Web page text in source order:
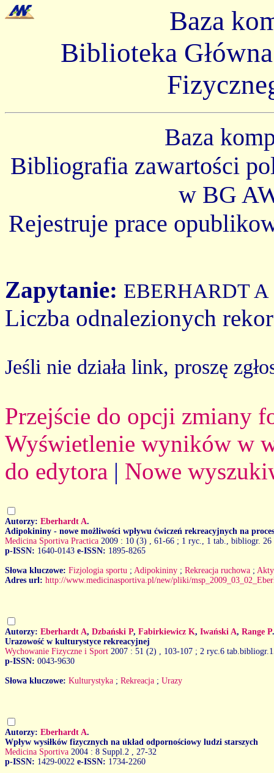
Baza
Biblioteka
Baza
Bibliografia zawartości
w BG
Rejestruje prace
Zapytanie: EBERHARDT A
Liczba odnalezionych
Jeśli nie działa link, proszę
Przejście do opcji zmiany
Wyświetlenie wyników w
do edytora | Nowe
Autorzy: Eberhardt A.
Adipokininy - nowe możliwości wpływu ćwiczeń rekreacyjnych na
Medicina Sportiva Practica 2009 : 10 (3)
, 61-66 ; 1 ryc., 1 tab., bibliogr. 26
p-ISSN: 1640-0143 e-ISSN: 1895-8265
Słowa kluczowe: Fizjologia sportu ; Adipokininy ; Rekreacja ruchowa ;
Adres url: http://www.medicinasportiva.pl/new/pliki/
Autorzy: Eberhardt A, Dzbański P, Fabirkiewicz K, Iwański A, Range P.
Urazowość w kulturystyce rekreacyjnej
Wychowanie Fizyczne i Sport 2007 : 51 (2)
, 103-107 ; 2 ryc.6
p-ISSN: 0043-9630
Słowa kluczowe: Kulturystyka ; Rekreacja ; Urazy
Autorzy: Eberhardt A.
Wpływ wysiłków fizycznych na układ odpornościowy ludzi starszych
Medicina Sportiva 2004 : 8 Suppl.2
, 27-32
p-ISSN: 1429-0022 e-ISSN: 1734-2260